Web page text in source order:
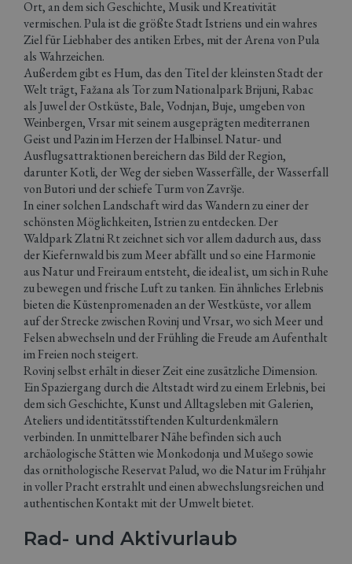
Ort, an dem sich Geschichte, Musik und Kreativität
vermischen. Pula ist die größte Stadt Istriens und ein wahres
Ziel für Liebhaber des antiken Erbes, mit der Arena von Pula
als Wahrzeichen.
Außerdem gibt es Hum, das den Titel der kleinsten Stadt der
Welt trägt, Fažana als Tor zum Nationalpark Brijuni, Rabac
als Juwel der Ostküste, Bale, Vodnjan, Buje, umgeben von
Weinbergen, Vrsar mit seinem ausgeprägten mediterranen
Geist und Pazin im Herzen der Halbinsel. Natur- und
Ausflugsattraktionen bereichern das Bild der Region,
darunter Kotli, der Weg der sieben Wasserfälle, der Wasserfall
von Butori und der schiefe Turm von Završje.
In einer solchen Landschaft wird das Wandern zu einer der
schönsten Möglichkeiten, Istrien zu entdecken. Der
Waldpark Zlatni Rt zeichnet sich vor allem dadurch aus, dass
der Kiefernwald bis zum Meer abfällt und so eine Harmonie
aus Natur und Freiraum entsteht, die ideal ist, um sich in Ruhe
zu bewegen und frische Luft zu tanken. Ein ähnliches Erlebnis
bieten die Küstenpromenaden an der Westküste, vor allem
auf der Strecke zwischen Rovinj und Vrsar, wo sich Meer und
Felsen abwechseln und der Frühling die Freude am Aufenthalt
im Freien noch steigert.
Rovinj selbst erhält in dieser Zeit eine zusätzliche Dimension.
Ein Spaziergang durch die Altstadt wird zu einem Erlebnis, bei
dem sich Geschichte, Kunst und Alltagsleben mit Galerien,
Ateliers und identitätsstiftenden Kulturdenkmälern
verbinden. In unmittelbarer Nähe befinden sich auch
archäologische Stätten wie Monkodonja und Mušego sowie
das ornithologische Reservat Palud, wo die Natur im Frühjahr
in voller Pracht erstrahlt und einen abwechslungsreichen und
authentischen Kontakt mit der Umwelt bietet.
Rad- und Aktivurlaub